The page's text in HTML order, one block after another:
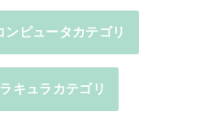
ンピュータカテゴリ
キュラカテゴリ